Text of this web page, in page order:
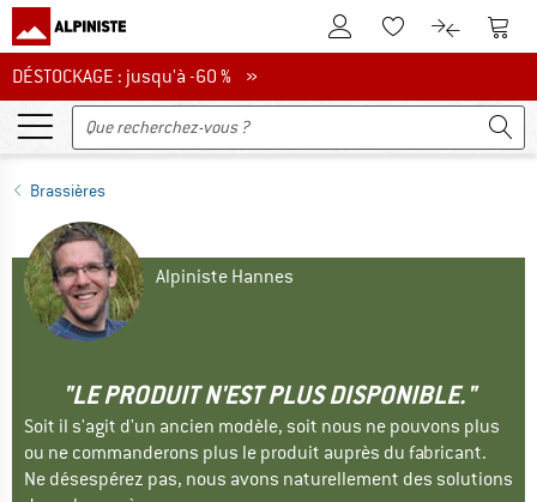
Vers le compte client
Vers la liste
Vers le
DÉSTOCKAGE : jusqu'à -60 %
DÉSTOCKAGE : jusqu'à -60 % »
Brassières
Alpiniste Hannes
"LE PRODUIT N'EST PLUS DISPONIBLE."
Soit il s'agit d'un ancien modèle, soit nous ne pouvons plus
ou ne commanderons plus le produit auprès du fabricant.
Ne désespérez pas, nous avons naturellement des solutions